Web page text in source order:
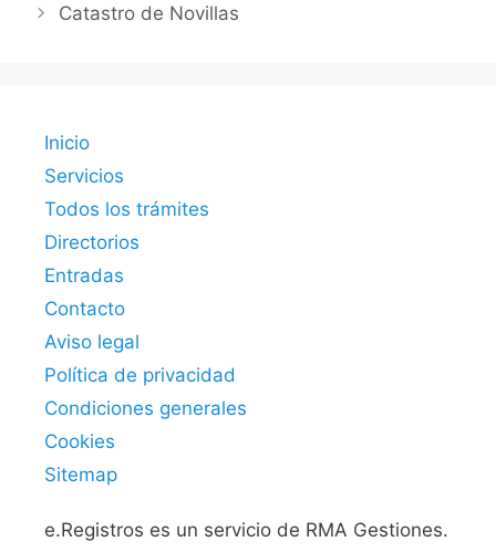
Catastro de Novillas
Inicio
Servicios
Todos los trámites
Directorios
Entradas
Contacto
Aviso legal
Política de privacidad
Condiciones generales
Cookies
Sitemap
e.Registros es un servicio de RMA Gestiones.